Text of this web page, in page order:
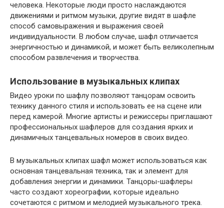
человека. Некоторые люди просто наслаждаются
движениями и ритмом музыки, другие видят в шафле
способ самовыражения и выражения своей
индивидуальности. В любом случае, шафл отличается
энергичностью и динамикой, и может быть великолепным
способом развлечения и творчества.
Использование в музыкальных клипах
Видео уроки по шафлу позволяют танцорам освоить
технику данного стиля и использовать ее на сцене или
перед камерой. Многие артисты и режиссеры приглашают
профессиональных шафлеров для создания ярких и
динамичных танцевальных номеров в своих видео.
В музыкальных клипах шафл может использоваться как
основная танцевальная техника, так и элемент для
добавления энергии и динамики. Танцоры-шафлеры
часто создают хореографии, которые идеально
сочетаются с ритмом и мелодией музыкального трека.